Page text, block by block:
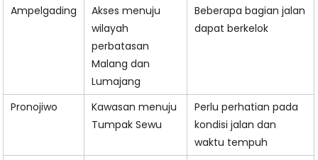
Ampelgading
Akses menuju
wilayah
perbatasan
Malang dan
Lumajang
Beberapa bagian jalan
dapat berkelok
Pronojiwo
Kawasan menuju
Tumpak Sewu
Perlu perhatian pada
kondisi jalan dan
waktu tempuh